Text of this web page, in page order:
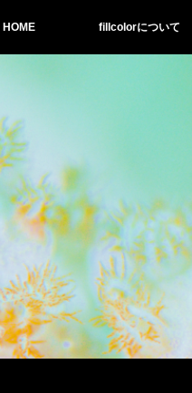
HOME fillcolorについて